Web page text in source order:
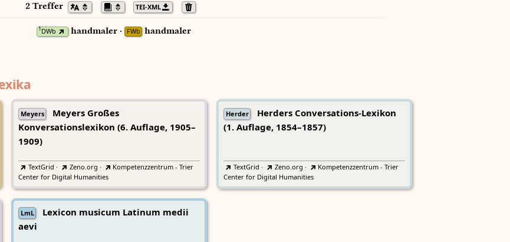
2 Treffer TEI-XML
1DWb handmaler · FWb handmaler
Meyers
Meyers Großes
Konversationslexikon (6. Auflage, 1905–
1909)
TextGrid · Zeno.org ·
Kompetenzzentrum - Trier
Center for Digital Humanities
Herder
Herders Conversations-Lexikon
(1. Auflage, 1854–1857)
TextGrid · Zeno.org ·
Kompetenzzentrum - Trier
Center for Digital Humanities
LmL
Lexicon musicum Latinum medii
aevi